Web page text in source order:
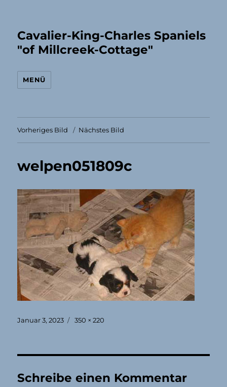
Cavalier-King-Charles Spaniels
"of Millcreek-Cottage"
MENÜ
Vorheriges Bild Nächstes Bild
welpen051809c
Veröffentlicht
Januar 3, 2023 Originalgröße
350 × 220
Schreibe einen Kommentar